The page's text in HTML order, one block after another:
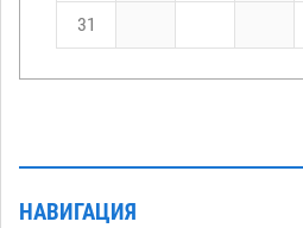
31
НАВИГАЦИЯ